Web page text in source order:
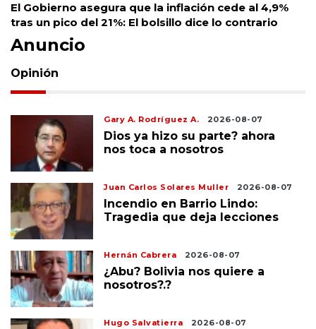
El Gobierno asegura que la inflación cede al 4,9%
tras un pico del 21%: El bolsillo dice lo contrario
Anuncio
Opinión
Gary A. Rodríguez A. 2026-08-07
Dios ya hizo su parte? ahora
nos toca a nosotros
Juan Carlos Solares Muller 2026-08-07
Incendio en Barrio Lindo:
Tragedia que deja lecciones
Hernán Cabrera 2026-08-07
¿Abu? Bolivia nos quiere a
nosotros?.?
Hugo Salvatierra 2026-08-07